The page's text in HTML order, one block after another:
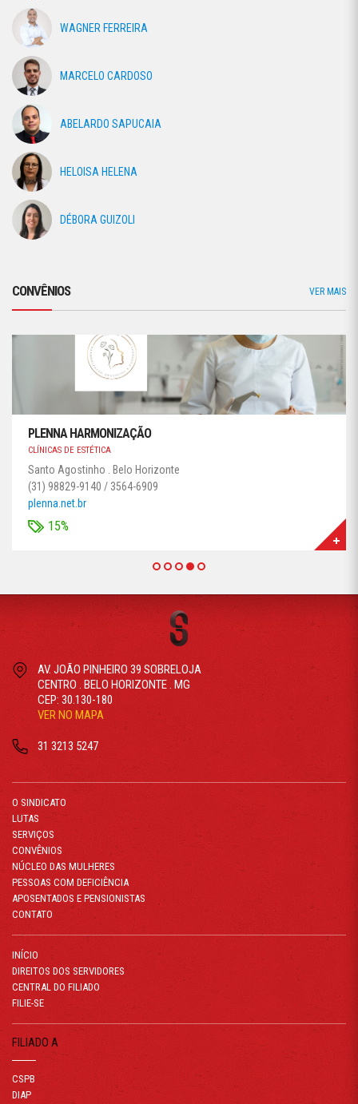
WAGNER FERREIRA
MARCELO CARDOSO
ABELARDO SAPUCAIA
HELOISA HELENA
DÉBORA GUIZOLI
CONVÊNIOS VER MAIS
PLENNA HARMONIZAÇÃO
CLÍNICAS DE ESTÉTICA
Santo Agostinho . Belo Horizonte
(31) 98829-9140 / 3564-6909
plenna.net.br
15%
AV. JOÃO PINHEIRO 39 SOBRELOJA
CENTRO . BELO HORIZONTE . MG
CEP: 30.130-180
VER NO MAPA
31 3213 5247
O SINDICATO
LUTAS
SERVIÇOS
CONVÊNIOS
NÚCLEO DAS MULHERES
PESSOAS COM DEFICIÊNCIA
APOSENTADOS E PENSIONISTAS
CONTATO
INÍCIO
DIREITOS DOS SERVIDORES
CENTRAL DO FILIADO
FILIE-SE
FILIADO A
CSPB
DIAP